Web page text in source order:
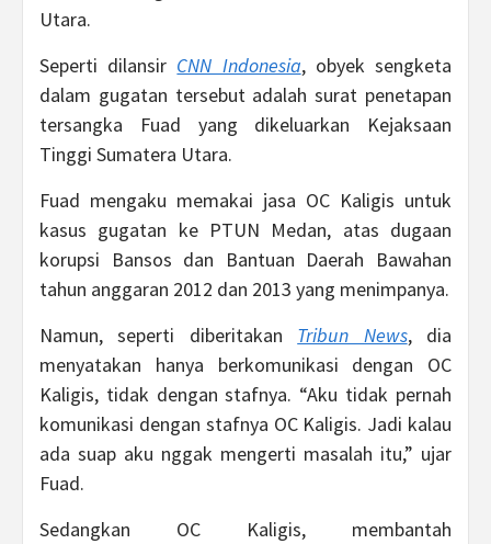
Utara.
Seperti dilansir CNN Indonesia, obyek sengketa
dalam gugatan tersebut adalah surat penetapan
tersangka Fuad yang dikeluarkan Kejaksaan
Tinggi Sumatera Utara.
Fuad mengaku memakai jasa OC Kaligis untuk
kasus gugatan ke PTUN Medan, atas dugaan
korupsi Bansos dan Bantuan Daerah Bawahan
tahun anggaran 2012 dan 2013 yang menimpanya.
Namun, seperti diberitakan Tribun News, dia
menyatakan hanya berkomunikasi dengan OC
Kaligis, tidak dengan stafnya. “Aku tidak pernah
komunikasi dengan stafnya OC Kaligis. Jadi kalau
ada suap aku nggak mengerti masalah itu,” ujar
Fuad.
Sedangkan OC Kaligis, ‎membantah